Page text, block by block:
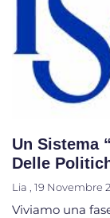
Un Sistema
Delle
Lia 19 Novembre
Viviamo una